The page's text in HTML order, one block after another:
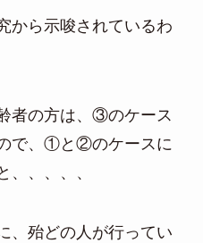
から示唆されているわ
者の方は、③のケース
で、①と②のケースに
、、、、、
、殆どの人が行ってい